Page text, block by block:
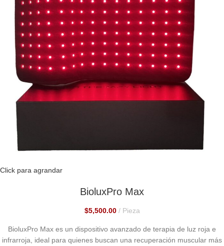
Click para agrandar
BioluxPro Max
$5,500.00 Pieza
BioluxPro Max es un dispositivo avanzado de terapia de luz roja e
infrarroja, ideal para quienes buscan una recuperación muscular más